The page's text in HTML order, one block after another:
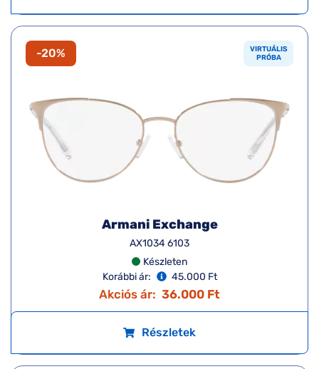
-20%
VIRTUÁLIS
PRÓBA
Armani Exchange
AX1034 6103
Készleten
Korábbi ár:
45.000 Ft
Akciós ár: 36.000 Ft
Részletek